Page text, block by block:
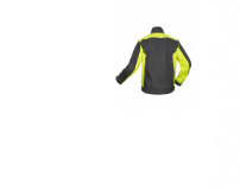
UNICA FOLOSINTA